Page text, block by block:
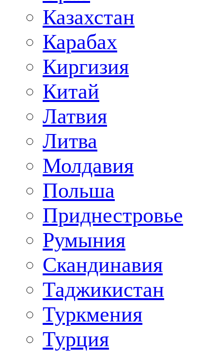
Казахстан
Карабах
Киргизия
Китай
Латвия
Литва
Молдавия
Польша
Приднестровье
Румыния
Скандинавия
Таджикистан
Туркмения
Турция